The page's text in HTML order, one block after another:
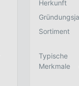
Herkunft
Sortiment
Typische
Merkmale